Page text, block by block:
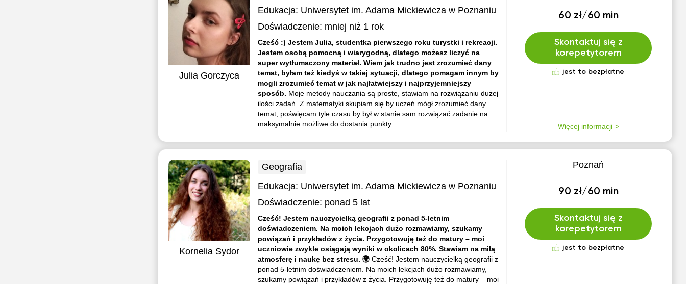
Julia Gorczyca
Edukacja: Uniwersytet im. Adama Mickiewicza w Poznaniu
Doświadczenie: mniej niż 1 rok
Cześć :) Jestem Julia, studentka pierwszego roku turystki i rekreacji.
Jestem osobą pomocną i wiarygodną, dlatego możesz liczyć na
super wytłumaczony materiał. Wiem jak trudno jest zrozumieć dany
temat, byłam też kiedyś w takiej sytuacji, dlatego pomagam innym by
mogli zrozumieć temat w jak najłatwiejszy i najprzyjemniejszy
sposób. Moje metody nauczania są proste, stawiam na rozwiązaniu dużej
ilości zadań. Z matematyki skupiam się by uczeń mógł zrozumieć dany
temat, poświęcam tyle czasu by był w stanie sam rozwiązać zadanie na
maksymalnie możliwe do dostania punkty.
60 zł/60 min
Skontaktuj się z
korepetytorem
jest to bezpłatne
Więcej informacji
Kornelia Sydor
Geografia
Edukacja: Uniwersytet im. Adama Mickiewicza w Poznaniu
Doświadczenie: ponad 5 lat
Cześć! Jestem nauczycielką geografii z ponad 5-letnim
doświadczeniem. Na moich lekcjach dużo rozmawiamy, szukamy
powiązań i przykładów z życia. Przygotowuję też do matury – moi
uczniowie zwykle osiągają wyniki w okolicach 80%. Stawiam na miłą
atmosferę i naukę bez stresu. 🌍Cześć! Jestem nauczycielką geografii z
ponad 5-letnim doświadczeniem. Na moich lekcjach dużo rozmawiamy,
szukamy powiązań i przykładów z życia. Przygotowuję też do matury – moi
Poznań
90 zł/60 min
Skontaktuj się z
korepetytorem
jest to bezpłatne